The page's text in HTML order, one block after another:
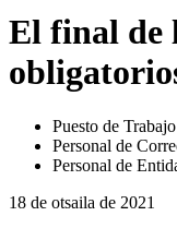
El final de
Puesto de
Personal de
Personal de
18 de otsaila de 2021